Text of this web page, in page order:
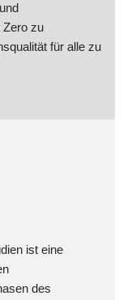
Zero zu
für alle zu
ist eine
des